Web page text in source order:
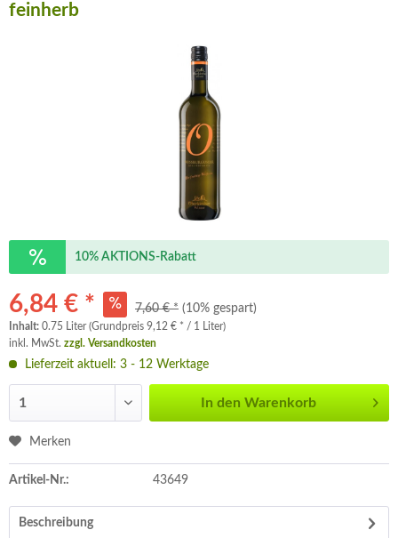
feinherb
10% AKTIONS-Rabatt
6,84 € * 7,60 € * (10% gespart)
Inhalt: 0.75 Liter (Grundpreis 9,12 € * / 1 Liter)
inkl. MwSt. zzgl. Versandkosten
Lieferzeit aktuell: 3 - 12 Werktage
In den Warenkorb
Merken
Artikel-Nr.: 43649
Beschreibung